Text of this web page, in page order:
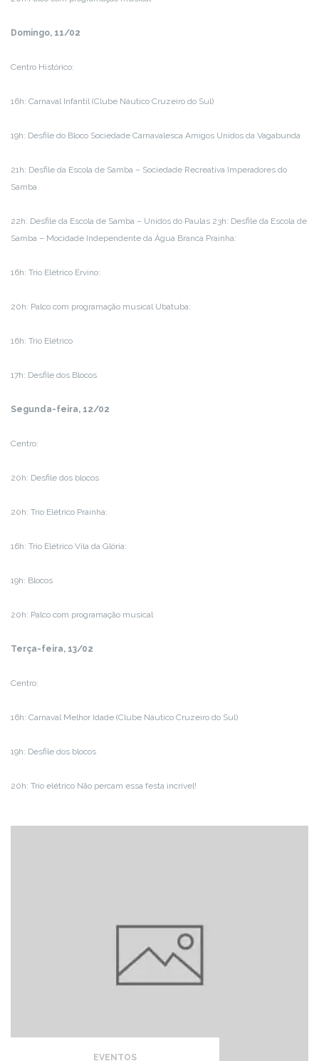
Domingo, 11/02
Centro Histórico:
16h: Carnaval Infantil (Clube Náutico Cruzeiro do Sul)
19h: Desfile do Bloco Sociedade Carnavalesca Amigos Unidos da Vagabunda
21h: Desfile da Escola de Samba – Sociedade Recreativa Imperadores do
Samba
22h: Desfile da Escola de Samba – Unidos do Paulas 23h: Desfile da Escola de
Samba – Mocidade Independente da Água Branca Prainha:
16h: Trio Elétrico Ervino:
20h: Palco com programação musical Ubatuba:
16h: Trio Elétrico
17h: Desfile dos Blocos
Segunda-feira, 12/02
Centro:
20h: Desfile dos blocos
20h: Trio Elétrico Prainha:
16h: Trio Elétrico Vila da Glória:
19h: Blocos
20h: Palco com programação musical
Terça-feira, 13/02
Centro:
16h: Carnaval Melhor Idade (Clube Náutico Cruzeiro do Sul)
19h: Desfile dos blocos
20h: Trio elétrico Não percam essa festa incrível!
EVENTOS